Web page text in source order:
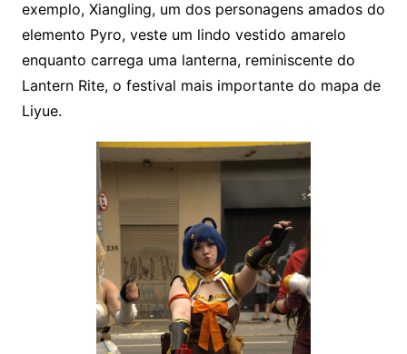
exemplo, Xiangling, um dos personagens amados do
elemento Pyro, veste um lindo vestido amarelo
enquanto carrega uma lanterna, reminiscente do
Lantern Rite, o festival mais importante do mapa de
Liyue.